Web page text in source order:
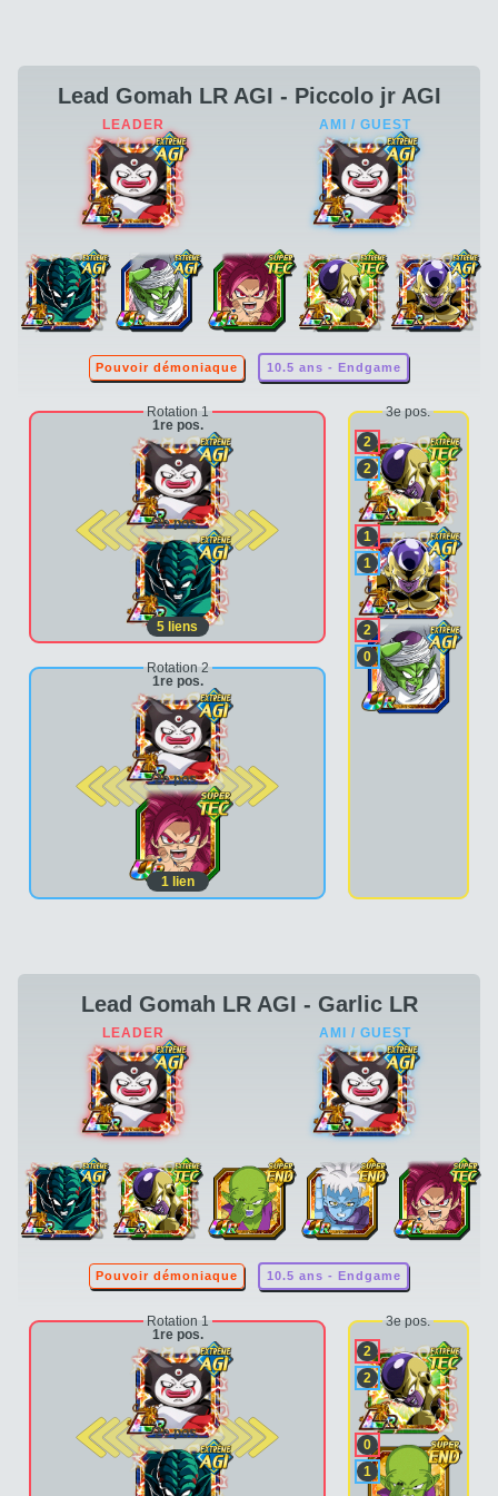
Lead Gomah LR AGI - Piccolo jr AGI
Pouvoir démoniaque 10.5 ans - Endgame
Rotation 1
1re pos.
2e pos.
5 liens
Rotation 2
1re pos.
2e pos.
1lien
3e pos.
2
2
1
1
2
0
Lead Gomah LR AGI - Garlic LR
Pouvoir démoniaque 10.5 ans - Endgame
Rotation 1
1re pos.
2e pos.
3e pos.
2
2
0
1